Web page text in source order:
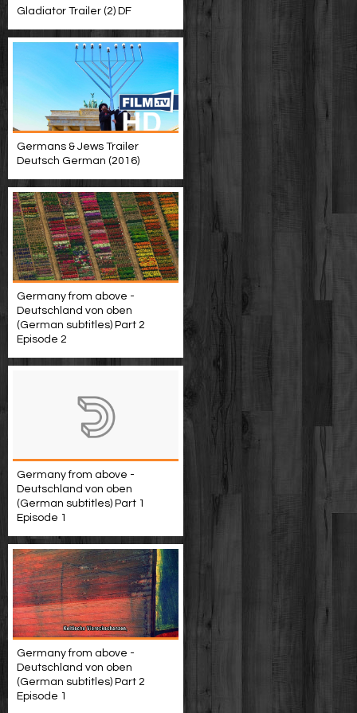
Gladiator Trailer (2) DF
Germans & Jews Trailer
Deutsch German (2016)
Germany from above -
Deutschland von oben
(German subtitles) Part 2
Episode 2
Germany from above -
Deutschland von oben
(German subtitles) Part 1
Episode 1
Germany from above -
Deutschland von oben
(German subtitles) Part 2
Episode 1